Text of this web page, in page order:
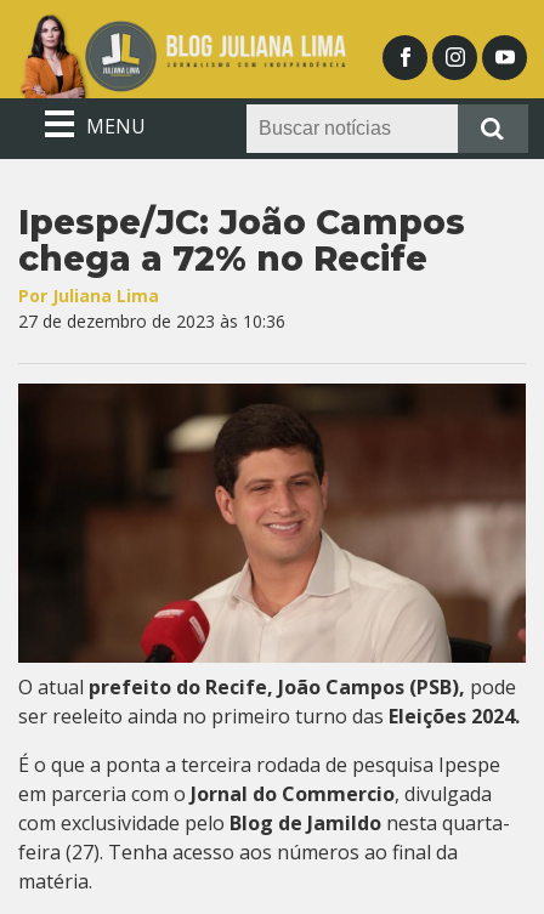
MENU
Ipespe/JC: João Campos
chega a 72% no Recife
Por Juliana Lima
27 de dezembro de 2023 às 10:36
O atual prefeito do Recife, João Campos (PSB), pode
ser reeleito ainda no primeiro turno das Eleições 2024.
É o que a ponta a terceira rodada de pesquisa Ipespe
em parceria com o Jornal do Commercio, divulgada
com exclusividade pelo Blog de Jamildo nesta quarta-
feira (27). Tenha acesso aos números ao final da
matéria.